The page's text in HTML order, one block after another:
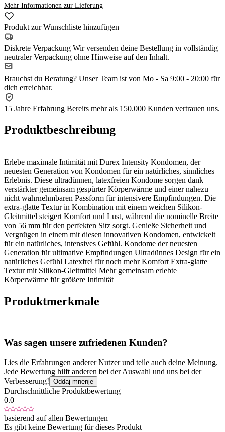
Mehr Informationen zur Lieferung
Produkt zur Wunschliste hinzufügen
Diskrete Verpackung Wir versenden deine Bestellung in vollständig
neutraler Verpackung ohne Hinweise auf den Inhalt.
Brauchst du Beratung? Unser Team ist von Mo - Sa 9:00 - 20:00 für
dich erreichbar.
15 Jahre Erfahrung Bereits mehr als 150.000 Kunden vertrauen uns.
Produktbeschreibung
Erlebe maximale Intimität mit Durex Intensity Kondomen, der
neuesten Generation von Kondomen für ein natürliches, sinnliches
Erlebnis. Diese ultradünnen, latexfreien Kondome sorgen dank
verstärkter gemeinsam gespürter Körperwärme und einer nahezu
nicht wahrnehmbaren Passform für intensivere Empfindungen. Die
extra-glatte Textur in Kombination mit einem weichen Silikon-
Gleitmittel steigert Komfort und Lust, während die nominelle Breite
von 56 mm für den perfekten Sitz sorgt. Genieße Sicherheit und
Vergnügen in einem mit diesen innovativen Kondomen, entwickelt
für ein natürliches, intensives Gefühl. Kondome der neuesten
Generation für ultimative Empfindungen Ultradünnes Design für ein
natürliches Gefühl Latexfrei für noch mehr Komfort Extra-glatte
Textur mit Silikon-Gleitmittel Mehr gemeinsam erlebte
Körperwärme für größere Intimität
Produktmerkmale
Was sagen unsere zufriedenen Kunden?
Lies die Erfahrungen anderer Nutzer und teile auch deine Meinung.
Jede Bewertung hilft anderen bei der Auswahl und uns bei der
Verbesserung! Oddaj mnenje
Durchschnittliche Produktbewertung
0.0
basierend auf allen Bewertungen
Es gibt keine Bewertung für dieses Produkt